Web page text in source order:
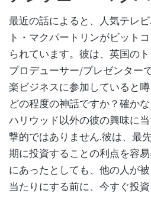
最近の話によると、人気テレ
ト・マクパートリンがビット
られています。彼は、英国の
プロデューサー/プレゼンター
楽ビジネスに参加していると
どの程度の神話ですか？確かな
ハリウッド以外の彼の興味に
撃的ではありません.彼は、最
期に投資することの利点を容
にあったとしても、他の人が
当たりにする前に、今すぐ投資